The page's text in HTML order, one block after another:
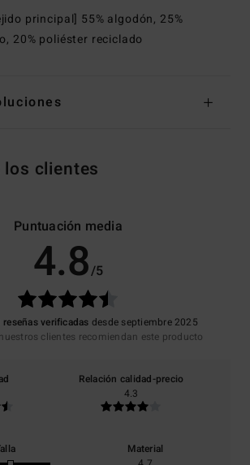
principal] 55% algodón, 25%
20% poliéster reciclado
los clientes
Puntuación media
4.8/5
reseñas verificadas desde septiembre 2025
clientes recomiendan este producto
Relación calidad-precio
4.3
Material